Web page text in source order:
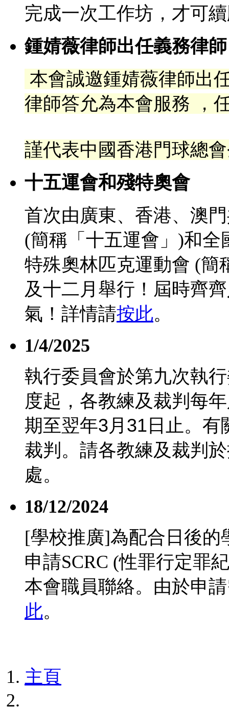
完成一次工作坊，才可
鍾婧薇律師出任義務律師
本會誠邀鍾婧薇律師出
律師答允為本會服務 ，
謹代表中國香港門球總
十五運會和殘特奧會
首次由廣東、香港、澳
(簡稱「十五運會」)和
特殊奧林匹克運動會 (簡
及十二月舉行！屆時齊
氣！詳情請按此。
1/4/2025
執行委員會於第九次執
度起，各教練及裁判每
期至翌年3月 31 日止。
裁判。請各教練及裁判
處。
18/12/2024
[學校推廣]為配合日後的
申請SCRC (性罪行定罪
本會職員聯絡。由於申
此。
主頁